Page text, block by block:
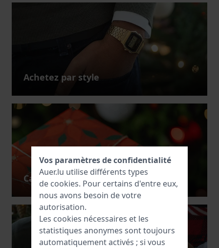
Achetez par style
Cadeaux gratuits avec achat
Vos paramètres de confidentialité
Auer.lu utilise différents types
de cookies. Pour certains d'entre eux,
nous avons besoin de votre
autorisation.
Les cookies nécessaires et les
statistiques anonymes sont toujours
automatiquement activés ; si vous